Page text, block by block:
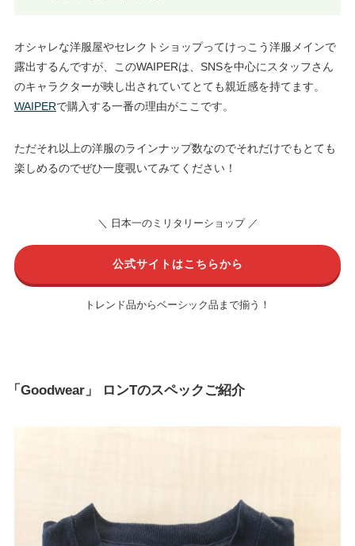
オシャレな洋服屋やセレクトショップってけっこう洋服メインで
露出するんですが、このWAIPERは、SNSを中心にスタッフさん
のキャラクターが映し出されていてとても親近感を持てます。
WAIPERで購入する一番の理由がここです。
ただそれ以上の洋服のラインナップ数なのでそれだけでもとても
楽しめるのでぜひ一度覗いてみてください！
＼ 日本一のミリタリーショップ ／
公式サイトはこちらから
トレンド品からベーシック品まで揃う！
「Goodwear」 ロンTのスペックご紹介